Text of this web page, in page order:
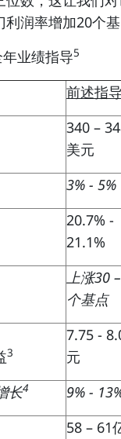
润率增加20个基
业绩指导5
前述指导
340 –
美元
3% - 5%
20.7% -
21.1%
上涨30
个基点
3
7.75 -
元
长4 9% -
58 – 61